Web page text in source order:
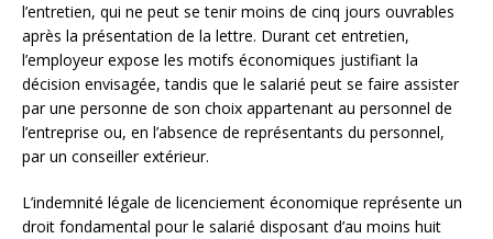
l’entretien, qui ne peut se tenir moins de cinq jours ouvrables
après la présentation de la lettre. Durant cet entretien,
l’employeur expose les motifs économiques justifiant la
décision envisagée, tandis que le salarié peut se faire assister
par une personne de son choix appartenant au personnel de
l’entreprise ou, en l’absence de représentants du personnel,
par un conseiller extérieur.
L’indemnité légale de licenciement économique représente un
droit fondamental pour le salarié disposant d’au moins huit